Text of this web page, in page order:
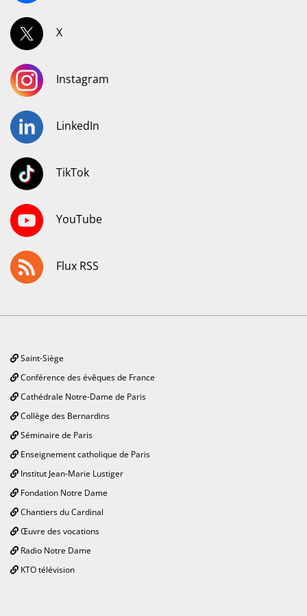
X
Instagram
LinkedIn
TikTok
YouTube
Flux RSS
Saint-Siège
Conférence des évêques de France
Cathédrale Notre-Dame de Paris
Collège des Bernardins
Séminaire de Paris
Enseignement catholique de Paris
Institut Jean-Marie Lustiger
Fondation Notre Dame
Chantiers du Cardinal
Œuvre des vocations
Radio Notre Dame
KTO télévision